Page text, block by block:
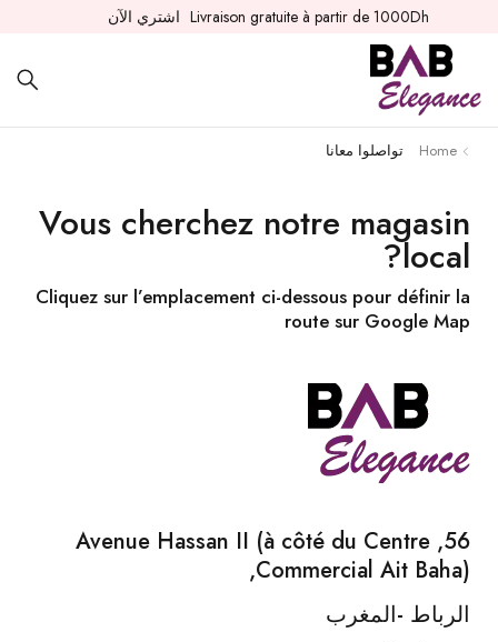
Livraison gratuite à partir de 1000Dh اشتري الآن
Home تواصلوا معانا
Vous cherchez notre magasin
local?​
Cliquez sur l’emplacement ci-dessous pour définir la
route sur Google Map
56, Avenue Hassan II (à côté du Centre
Commercial Ait Baha),
الرباط -المغرب